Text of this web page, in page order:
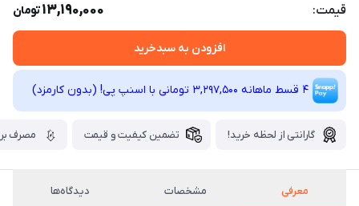
قیمت: 13,190,000تومان
افزودن به سبدخرید
4 قسط ماهانه 3,297,500 تومانی با اسنپ ‌پی! (بدون کارمزد)
گارانتی از لحظه خرید! تضمین کیفیت و قیمت مصرف
معرفی مشخصات دیدگاه‌ها